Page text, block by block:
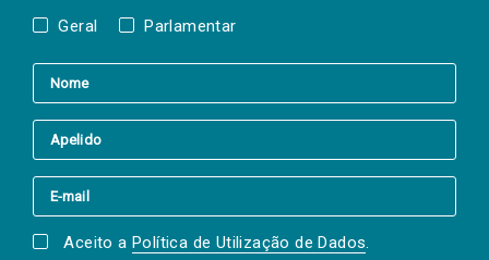
Geral Parlamentar
Aceito a Política de Utilização de Dados.